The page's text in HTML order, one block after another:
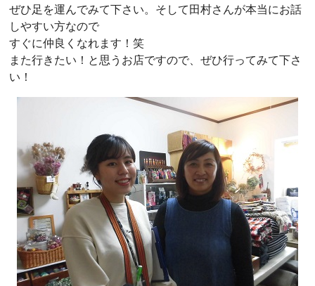
ぜひ足を運んでみて下さい。そして田村さんが本当にお話
しやすい方なので
すぐに仲良くなれます！笑
また行きたい！と思うお店ですので、ぜひ行ってみて下さ
い！